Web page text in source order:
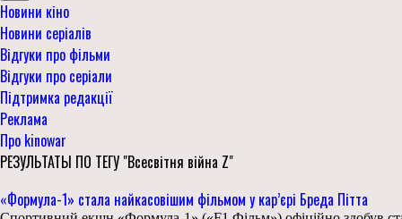
Новини кіно
Новини серіалів
Відгуки про фільми
Відгуки про серіали
Підтримка редакції
Реклама
Про kinowar
РЕЗУЛЬТАТЫ ПО ТЕГУ "Всесвітня війна Z"
«Формула-1» стала найкасовішим фільмом у кар’єрі Бреда Пітта